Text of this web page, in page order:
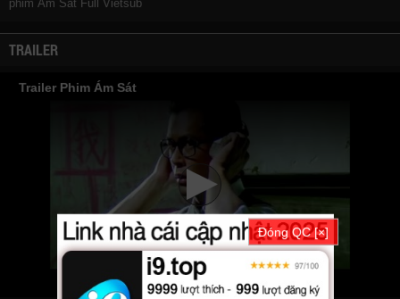
phim Ám Sát Full Vietsub
TRAILER
Trailer Phim Ám Sát
Đóng QC [×]